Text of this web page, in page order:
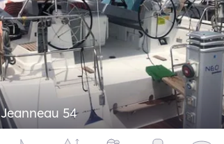
Jeanneau 54